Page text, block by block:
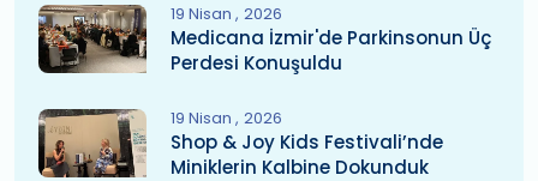
19 Nisan 2026
Medicana İzmir'de Parkinsonun Üç
Perdesi Konuşuldu
19 Nisan 2026
Shop & Joy Kids Festivali’nde
Miniklerin Kalbine Dokunduk